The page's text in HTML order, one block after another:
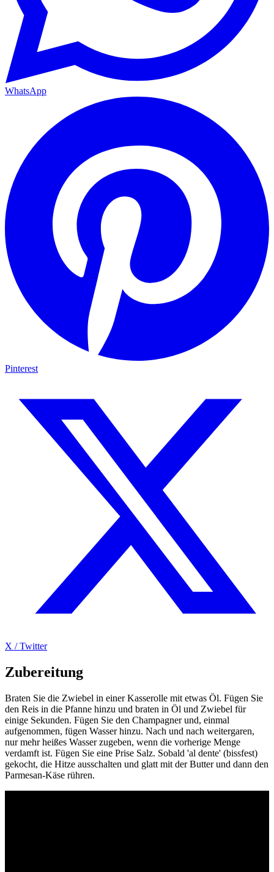
WhatsApp
Pinterest
X / Twitter
Zubereitung
Braten Sie die Zwiebel in einer Kasserolle mit etwas Öl. Fügen Sie
den Reis in die Pfanne hinzu und braten in Öl und Zwiebel für
einige Sekunden. Fügen Sie den Champagner und, einmal
aufgenommen, fügen Wasser hinzu. Nach und nach weitergaren,
nur mehr heißes Wasser zugeben, wenn die vorherige Menge
verdamft ist. Fügen Sie eine Prise Salz. Sobald 'al dente' (bissfest)
gekocht, die Hitze ausschalten und glatt mit der Butter und dann den
Parmesan-Käse rühren.